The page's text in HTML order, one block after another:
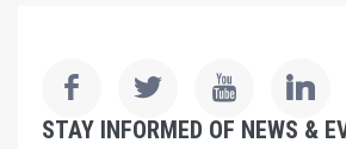
STAY INFORMED OF NEWS &